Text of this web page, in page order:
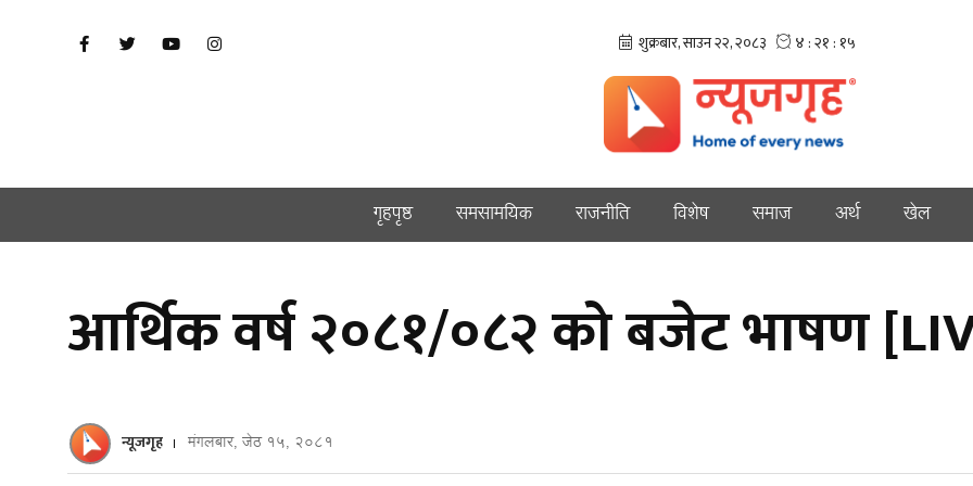
गृहपृष्ठ समसामयिक राजनीति विशेष समाज अर्थ खेल
आर्थिक वर्ष २०८१/०८२ को बजेट भाषण
न्यूजगृह मंगलबार, जेठ १५, २०८१